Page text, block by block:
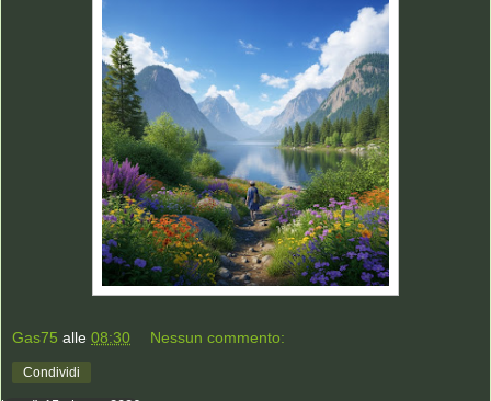
Gas75 alle 08:30 Nessun commento:
Condividi